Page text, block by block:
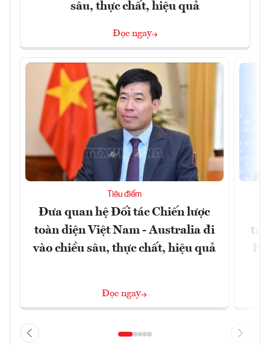
sâu, thực chất, hiệu quả
Đọc ngay
Tiêu điểm
Đưa quan hệ Đối tác Chiến lược
toàn diện Việt Nam - Australia đi
vào chiều sâu, thực chất, hiệu quả
Đọc ngay